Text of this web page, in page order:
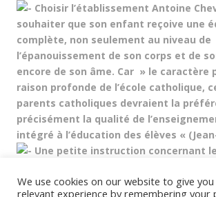
Choisir l’établissement Antoine
souhaiter que son enfant reçoive une
complète, non seulement au niveau de
l’épanouissement de son corps et de
encore de son âme. Car » le caractère
raison profonde de l’école catholique,
parents catholiques devraient la
précisément la qualité de
intégré à l’éducation des élèves «
Une petite instruction concernant
sera assurée quotidiennement avant le
We use cookies on our website to give
relevant experience by remembering your